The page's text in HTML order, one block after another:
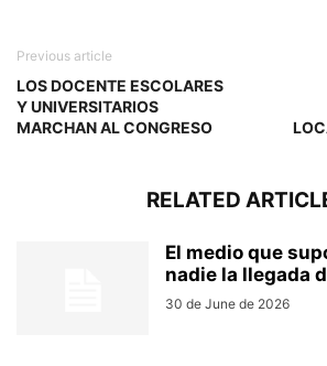
Previous article
LOS DOCENTE ESCOLARES
Y UNIVERSITARIOS
MARCHAN AL CONGRESO
RELATED
El medio que
nadie la llegada
30 de June de 2026